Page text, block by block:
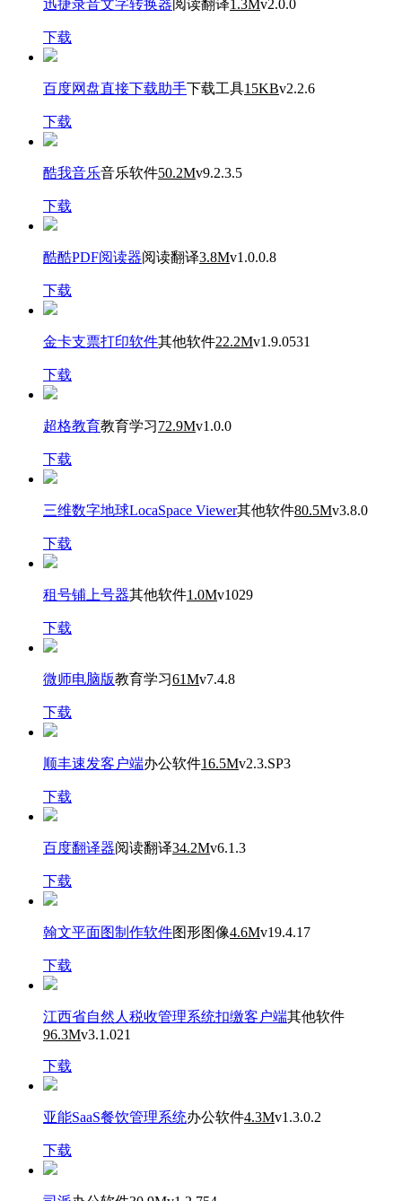
迅捷录音文字转换器 阅读翻译1.3Mv2.0.0
下载
百度网盘直接下载助手下载工具15KBv2.2.6
下载
酷我音乐音乐软件50.2Mv9.2.3.5
下载
酷酷PDF阅读器阅读翻译3.8Mv1.0.0.8
下载
金卡支票打印软件其他软件22.2Mv1.9.0531
下载
超格教育教育学习72.9Mv1.0.0
下载
三维数字地球LocaSpace Viewer其他软件80.5Mv3.8.0
下载
租号铺上号器其他软件1.0Mv1029
下载
微师电脑版教育学习61Mv7.4.8
下载
顺丰速发客户端办公软件16.5Mv2.3.SP3
下载
百度翻译器阅读翻译34.2Mv6.1.3
下载
翰文平面图制作软件图形图像4.6Mv19.4.17
下载
江西省自然人税收管理系统扣缴客户端其他软件
96.3Mv3.1.021
下载
亚能SaaS餐饮管理系统办公软件4.3Mv1.3.0.2
下载